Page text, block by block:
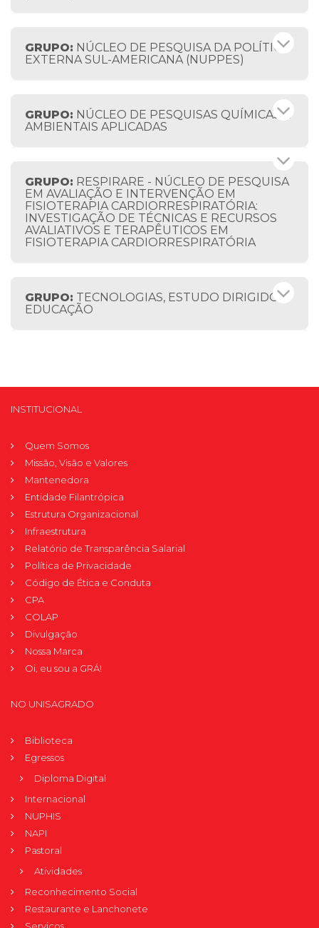
GRUPO: NÚCLEO DE PESQUISA DA POLÍTICA
EXTERNA SUL-AMERICANA (NUPPES)
GRUPO: NÚCLEO DE PESQUISAS QUÍMICAS E
AMBIENTAIS APLICADAS
GRUPO: RESPIRARE - NÚCLEO DE PESQUISA
EM AVALIAÇÃO E INTERVENÇÃO EM
FISIOTERAPIA CARDIORRESPIRATÓRIA:
INVESTIGAÇÃO DE TÉCNICAS E RECURSOS
AVALIATIVOS E TERAPÊUTICOS EM
FISIOTERAPIA CARDIORRESPIRATÓRIA
GRUPO: TECNOLOGIAS, ESTUDO DIRIGIDO E
EDUCAÇÃO
INSTITUCIONAL
Quem Somos
Missão, Visão e Valores
Mantenedora
Entidade Filantrópica
Estrutura Organizacional
Infraestrutura
Relatório de Transparência Salarial
Política de Privacidade
Código de Ética e Conduta
CPA
COLAP
Divulgação
Nossa Marca
Oi, eu sou a GRÁ!
NO UNISAGRADO
Biblioteca
Egressos
Diploma Digital
Internacional
NUPHIS
NAPI
Pastoral
Atividades
Reconhecimento Social
Restaurante e Lanchonete